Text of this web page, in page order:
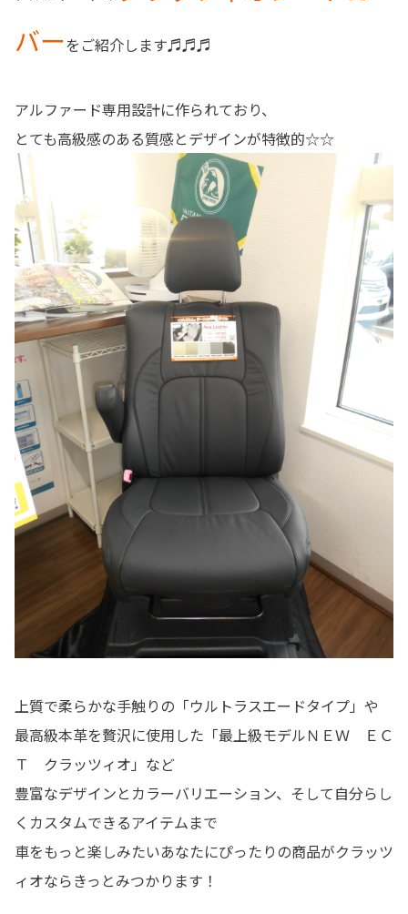
バーをご紹介します♬♬♬
アルファード専用設計に作られており、
とても高級感のある質感とデザインが特徴的☆☆
上質で柔らかな手触りの「ウルトラスエードタイプ」や
最高級本革を贅沢に使用した「最上級モデルＮＥＷ ＥＣ
Ｔ クラッツィオ」など
豊富なデザインとカラーバリエーション、そして自分らし
くカスタムできるアイテムまで
車をもっと楽しみたいあなたにぴったりの商品がクラッツ
ィオならきっとみつかります！